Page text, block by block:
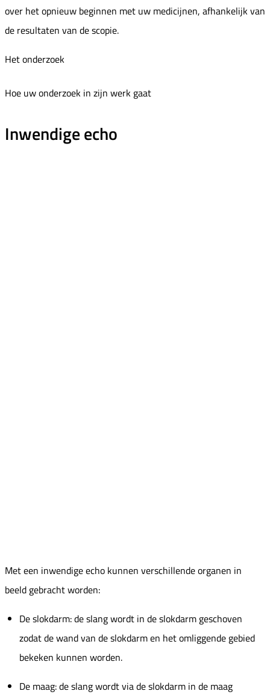
over het opnieuw beginnen met uw medicijnen, afhankelijk van
de resultaten van de scopie.
Het onderzoek
Hoe uw onderzoek in zijn werk gaat
Inwendige echo
Met een inwendige echo kunnen verschillende organen in
beeld gebracht worden:
De slokdarm: de slang wordt in de slokdarm geschoven
zodat de wand van de slokdarm en het omliggende gebied
bekeken kunnen worden.
De maag: de slang wordt via de slokdarm in de maag